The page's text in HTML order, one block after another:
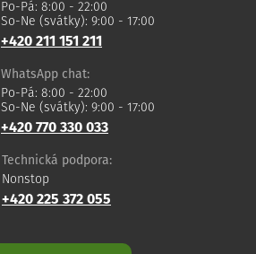
Po-Pá: 8:00 - 22:00
So-Ne (svátky): 9:00 - 17:00
+420 211 151 211
WhatsApp chat:
Po-Pá: 8:00 - 22:00
So-Ne (svátky): 9:00 - 17:00
+420 770 330 033
Technická podpora:
Nonstop
+420 225 372 055